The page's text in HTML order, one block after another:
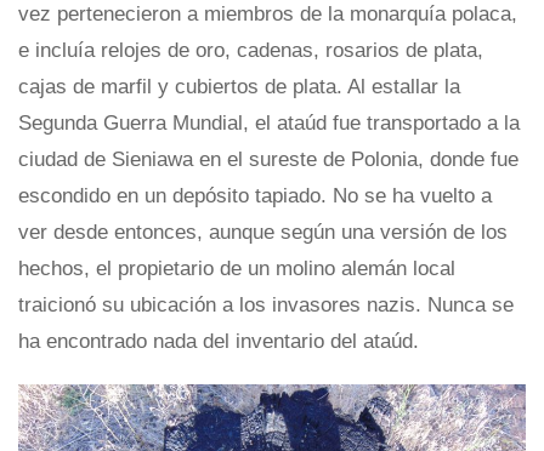
vez pertenecieron a miembros de la monarquía polaca,
e incluía relojes de oro, cadenas, rosarios de plata,
cajas de marfil y cubiertos de plata. Al estallar la
Segunda Guerra Mundial, el ataúd fue transportado a la
ciudad de Sieniawa en el sureste de Polonia, donde fue
escondido en un depósito tapiado. No se ha vuelto a
ver desde entonces, aunque según una versión de los
hechos, el propietario de un molino alemán local
traicionó su ubicación a los invasores nazis. Nunca se
ha encontrado nada del inventario del ataúd.